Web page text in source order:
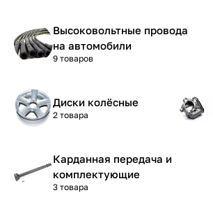
Высоковольтные провода
на автомобили
9 товаров
Диски колёсные
2 товара
Карданная передача и
комплектующие
3 товара